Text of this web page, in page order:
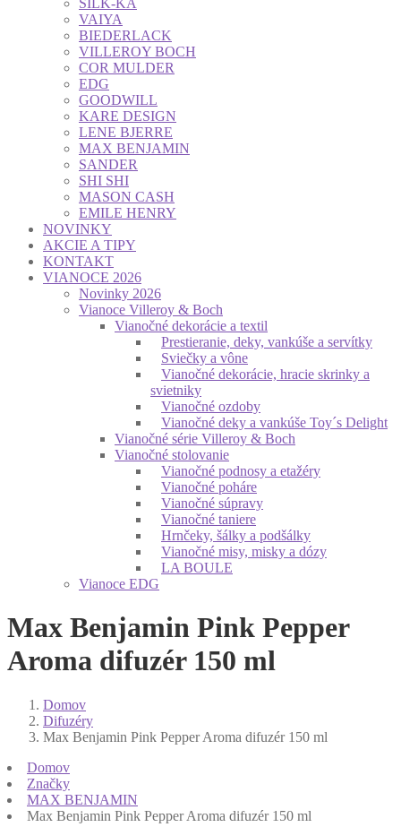
VAIYA
BIEDERLACK
VILLEROY BOCH
COR MULDER
EDG
GOODWILL
KARE DESIGN
LENE BJERRE
MAX BENJAMIN
SANDER
SHI SHI
MASON CASH
EMILE HENRY
NOVINKY
AKCIE A TIPY
KONTAKT
VIANOCE 2026
Novinky 2026
Vianoce Villeroy & Boch
Vianočné dekorácie a textil
Prestieranie, deky, vankúše a servítky
Sviečky a vône
Vianočné dekorácie, hracie skrinky a
svietniky
Vianočné ozdoby
Vianočné deky a vankúše Toy´s Delight
Vianočné série Villeroy & Boch
Vianočné stolovanie
Vianočné podnosy a etažéry
Vianočné poháre
Vianočné súpravy
Vianočné taniere
Hrnčeky, šálky a podšálky
Vianočné misy, misky a dózy
LA BOULE
Vianoce EDG
Max Benjamin Pink Pepper
Aroma difuzér 150 ml
Domov
Difuzéry
Max Benjamin Pink Pepper Aroma difuzér 150 ml
Domov
Značky
MAX BENJAMIN
Max Benjamin Pink Pepper Aroma difuzér 150 ml